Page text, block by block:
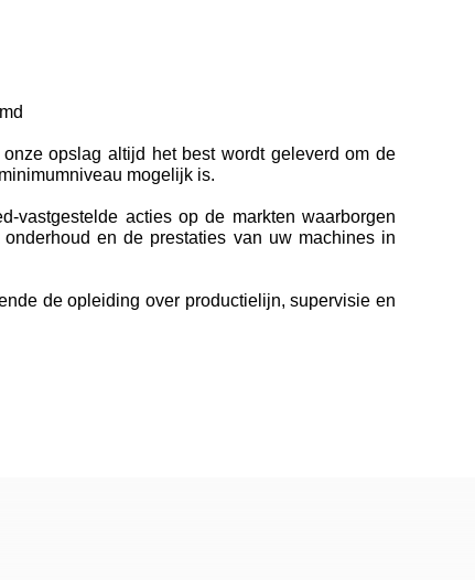
opslag altijd het best wordt geleverd om de
mogelijk is.
vastgestelde acties op de markten waarborgen
en de prestaties van uw machines in
de opleiding over productielijn, supervisie en